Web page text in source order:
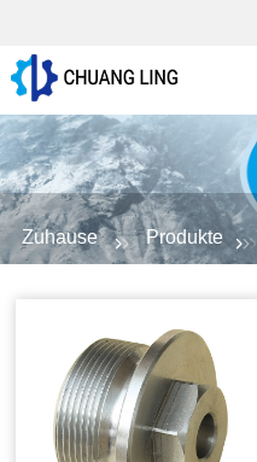
Zuhause Produkte